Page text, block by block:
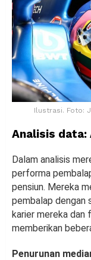
Ilustrasi. Foto:
Analisis data:
Dalam analisis
performa
pensiun. Mereka
pembalap dengan
karier mereka dan
memberikan
Penurunan